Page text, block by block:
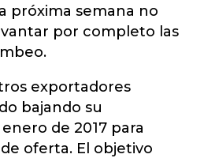
próxima semana no
por completo las
exportadores
bajando su
de 2017 para
oferta. El objetivo